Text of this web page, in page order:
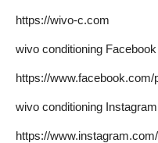
https://wivo-c.com
wivo conditioning Facebook
https://www.facebook.com/
wivo conditioning Instagram
https://